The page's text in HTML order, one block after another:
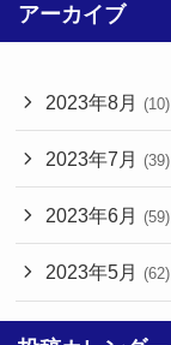
アーカイブ
2023年8月 (10)
2023年7月 (39)
2023年6月 (59)
2023年5月 (62)